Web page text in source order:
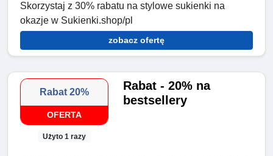
Skorzystaj z 30% rabatu na stylowe sukienki na
okazje w Sukienki.shop/pl
zobacz ofertę
Rabat 20%
OFERTA
Użyto 1 razy
Rabat - 20% na
bestsellery